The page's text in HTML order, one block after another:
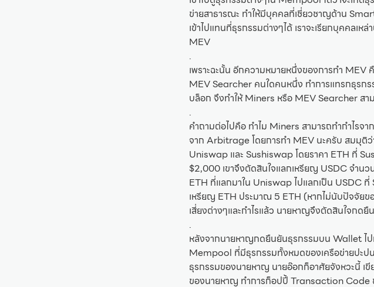
ข่ายสาธารณะ ทำให้มีบุคคลที่เชี่ยวชาญด้าน
เข้าไปแทนที่ธุรกรรมต่างๆได้ เราจะเรียกบุคคลเ
MEV
.
เพราะฉะนั้น อีกความหมายหนึ่งของการทำ
MEV Searcher คนใดคนหนึ่ง ทำการแทรกธุรก
บล็อก จึงทำให้ Miners หรือ MEV Searcher สา
.
คำถามต่อไปคือ ทำไม Miners สามารถทำกำไรจ
จาก Arbitrage โดยการทำ MEV นะครับ สมมุติว่
Uniswap และ Sushiswap โดยราคา ETH ที่
$2,000 เขาจึงตัดสินใจแลกเหรียญ USDC จำน
ETH ที่แลกมาใน Uniswap ไปแลกเป็น USDC
เหรียญ ETH ประมาณ 5 ETH (หากไม่นับปัจจัย
เสี่ยงต่างๆและกำไรแล้ว นายหาญจึงตัดสินใจกด
.
หลังจากนายหาญกดยืนยันธุรกรรมบน Wallet ไป
Mempool ที่มีธุรกรรมทั้งหมดของเครือข่ายปะ
ธุรกรรมของนายหาญ นายอ๊อกก็อาศัยจังหวะนี้ เ
ของนายหาญ ทำการก็อปปี้ Transaction Code